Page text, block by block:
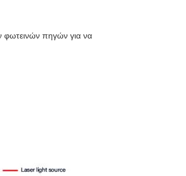
φωτεινών πηγών για να